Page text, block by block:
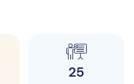
25